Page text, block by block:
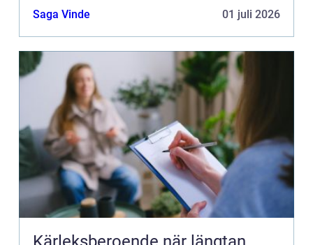
Saga Vinde 01 juli 2026